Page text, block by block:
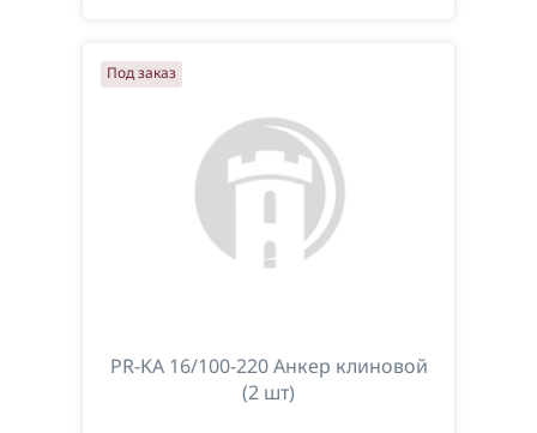
PR-KA 16/100-220 Анкер клиновой
(2 шт)
Под заказ